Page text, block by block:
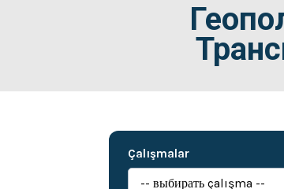
Çalışmalar